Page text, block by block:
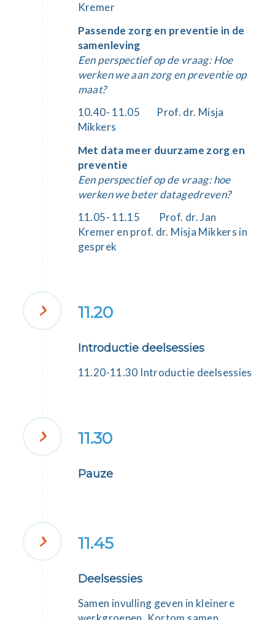
Kremer
Passende zorg en preventie in de
samenleving
Een perspectief op de vraag: Hoe
werken we aan zorg en preventie op
maat?
10.40- 11.05 Prof. dr. Misja
Mikkers
Met data meer duurzame zorg en
preventie
Een perspectief op de vraag: hoe
werken we beter datagedreven?
11.05- 11.15
Prof. dr. Jan
Kremeren prof. dr. Misja Mikkers in
gesprek
11.20
Introductie deelsessies
11.20-11.30 Introductie deelsessies
11.30
Pauze
11.45
Deelsessies
Samen invulling geven in kleinere